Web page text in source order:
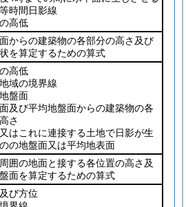
時間日影線
高低
からの建築物の各部分の高さ及び
を算定するための算式
高低
域の境界線
盤面
及び平均地盤面からの建築物の各
さ
はこれに連接する土地で日影が生
の地盤面又は平均地表面
囲の地面と接する各位置の高さ及
面を算定するための算式
び方位